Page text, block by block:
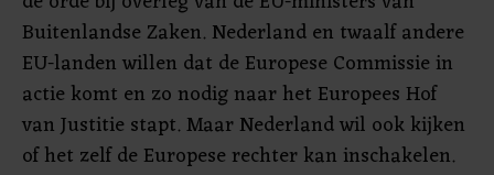
Buitenlandse Zaken. Nederland en twaalf andere
EU-landen willen dat de Europese Commissie in
actie komt en zo nodig naar het Europees Hof
van Justitie stapt. Maar Nederland wil ook kijken
of het zelf de Europese rechter kan inschakelen.